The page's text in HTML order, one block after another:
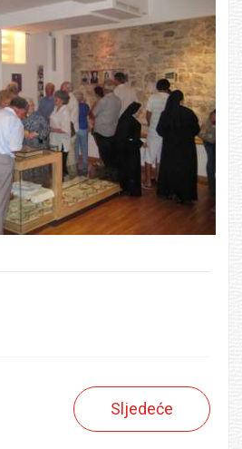
Sljedeće